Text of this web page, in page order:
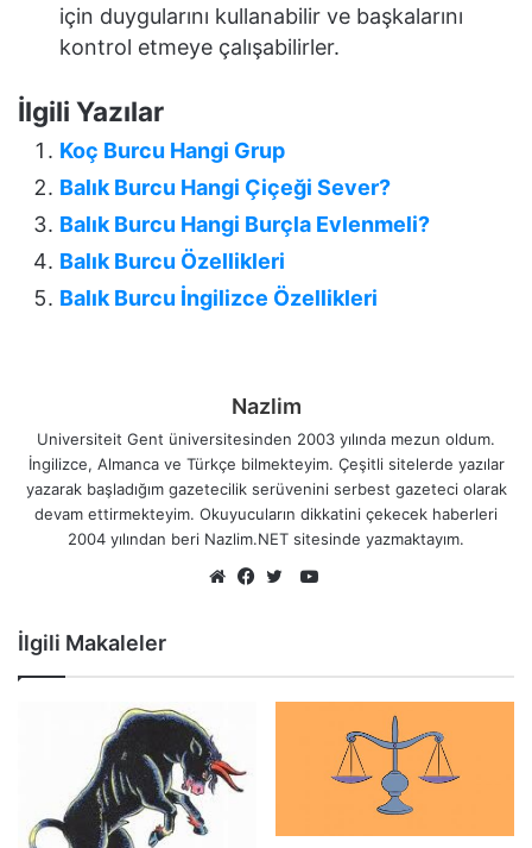
için duygularını kullanabilir ve başkalarını
kontrol etmeye çalışabilirler.
İlgili Yazılar
Koç Burcu Hangi Grup
Balık Burcu Hangi Çiçeği Sever?
Balık Burcu Hangi Burçla Evlenmeli?
Balık Burcu Özellikleri
Balık Burcu İngilizce Özellikleri
Nazlim
Universiteit Gent üniversitesinden 2003 yılında mezun oldum.
İngilizce, Almanca ve Türkçe bilmekteyim. Çeşitli sitelerde yazılar
yazarak başladığım gazetecilik serüvenini serbest gazeteci olarak
devam ettirmekteyim. Okuyucuların dikkatini çekecek haberleri
2004 yılından beri Nazlim.NET sitesinde yazmaktayım.
YouTube
İlgili Makaleler